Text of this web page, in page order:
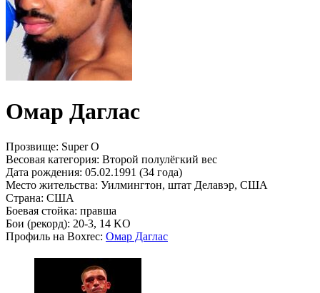
Омар Даглас
Прозвище: Super O
Весовая категория: Второй полулёгкий вес
Дата рождения: 05.02.1991 (34 года)
Место жительства: Уилмингтон, штат Делавэр, США
Страна: США
Боевая стойка: правша
Бои (рекорд): 20-3, 14 KO
Профиль на Boxrec: Омар Даглас